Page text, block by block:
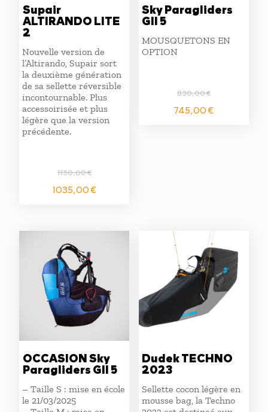
Supair
ALTIRANDO LITE
2
Nouvelle version de
l’Altirando, Supair sort
la deuxième génération
de sa sellette réversible
incontournable. Plus
accessoirisée et plus
légère que la version
précédente.
1150,00€
Le
prix
était :
1150,00 €.
1035,00€Le
est :
Sky Paragliders
GII 5
MOUSQUETONS EN
OPTION
830,00€
Le
prix
745,00€Le
OCCASION Sky
Paragliders GII 5
– Taille S : mise en école
le 21/03/2025
Dudek TECHNO
2023
Sellette cocon légère en
mousse bag, la Techno